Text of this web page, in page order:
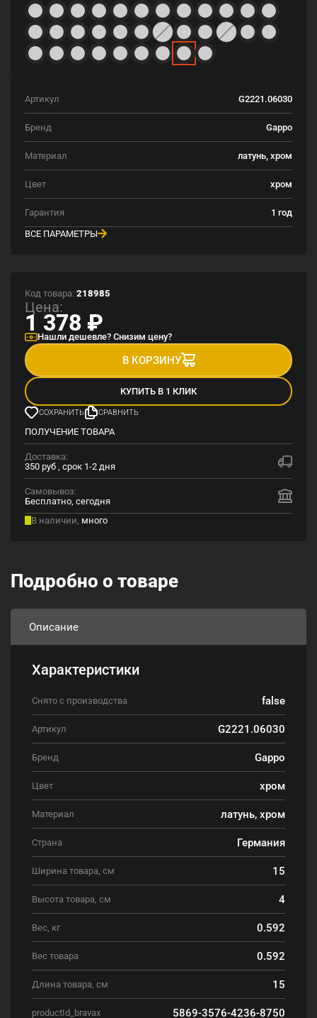
Артикул G2221.06030
Бренд Gappo
Материал латунь, хром
Цвет хром
Гарантия
1 год
ВСЕ ПАРАМЕТРЫ
Код товара: 218985
Цена:
1 378 ₽
Нашли дешевле? Снизим цену?
В КОРЗИНУ
КУПИТЬ В 1 КЛИК
СОХРАНИТЬ СРАВНИТЬ
ПОЛУЧЕНИЕ ТОВАРА
Доставка:
350 руб , срок 1-2 дня
Самовывоз:
Бесплатно, сегодня
В наличии, много
Подробно о товаре
Описание
Характеристики
Снято с производства false
Артикул G2221.06030
Бренд Gappo
Цвет хром
Материал латунь, хром
Страна Германия
Ширина товара, см 15
Высота товара, см 4
Вес, кг 0.592
Вес товара 0.592
Длина товара, см 15
productId_bravax 5869-3576-4236-8750